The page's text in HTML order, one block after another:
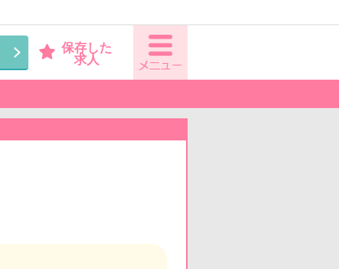
保存した
求人